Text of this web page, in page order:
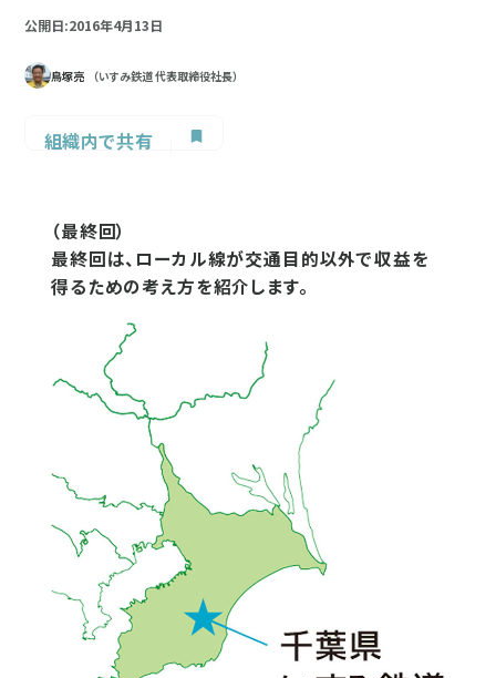
公開日:2016年4月13日
鳥塚亮 （いすみ鉄道 代表取締役社長）
組織内で共有
（最終回）
最終回は、ローカル線が交通目的以外で収益を
得るための考え方を紹介します。